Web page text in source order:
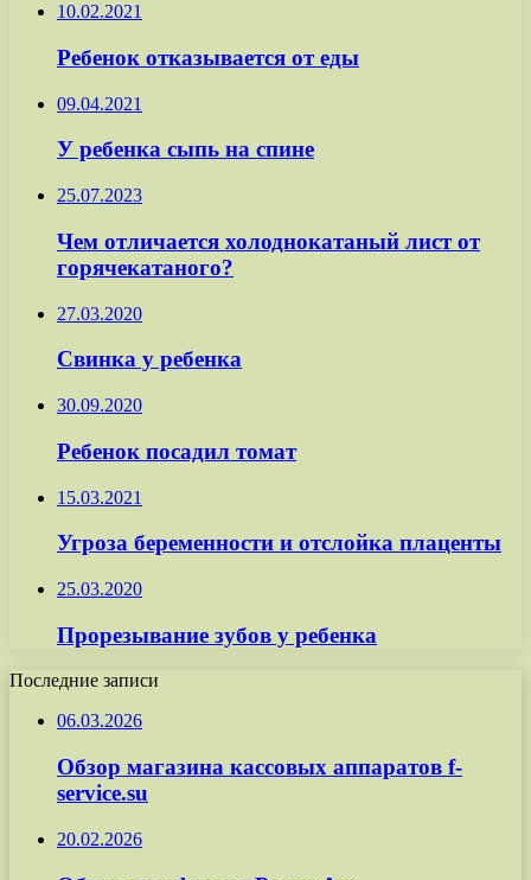
10.02.2021
Ребенок отказывается от еды
09.04.2021
У ребенка сыпь на спине
25.07.2023
Чем отличается холоднокатаный лист от
горячекатаного?
27.03.2020
Свинка у ребенка
30.09.2020
Ребенок посадил томат
15.03.2021
Угроза беременности и отслойка плаценты
25.03.2020
Прорезывание зубов у ребенка
Последние записи
06.03.2026
Обзор магазина кассовых аппаратов f-
service.su
20.02.2026